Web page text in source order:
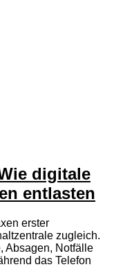
digitale
entlasten
erster
zugleich.
Absagen, Notfälle
das Telefon